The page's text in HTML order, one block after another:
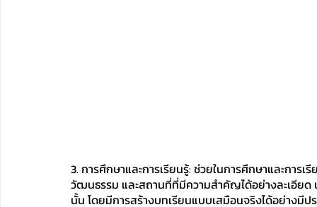
3. การศึกษาและการเรียนรู้: ช่วยในการศึกษาและการ
วัฒนธรรม และสถานที่ที่มีความสำคัญได้อย่างละเอียด
นั้น โดยมีการสร้างบทเรียนแบบเสมือนจริงได้อย่างมีป